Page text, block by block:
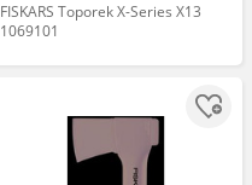
FISKARS Toporek X-Series X13
1069101